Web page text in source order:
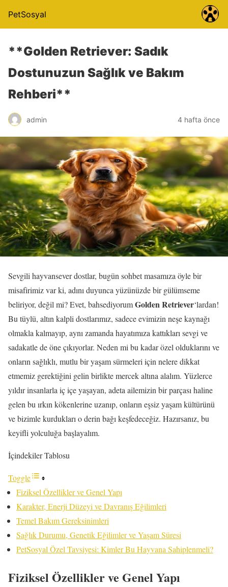
PetSosyal
**Golden Retriever: Sadık
Dostunuzun Sağlık ve Bakım
Rehberi**
admin 4 hafta önce
Sevgili hayvansever dostlar, bugün sohbet masamıza öyle bir
misafirimiz var ki, adını duyunca yüzünüzde bir gülümseme
beliriyor, değil mi? Evet, bahsediyorumGolden Retriever‘lardan!
Bu tüylü, altın kalpli dostlarımız, sadece evimizin neşe kaynağı
olmakla kalmayıp, aynı zamanda hayatımıza kattıkları sevgi ve
sadakatle de öne çıkıyorlar. Neden mi bu kadar özel olduklarını ve
onların sağlıklı, mutlu bir yaşam sürmeleri için nelere dikkat
etmemiz gerektiğini gelin birlikte mercek altına alalım. Yüzlerce
yıldır insanlarla iç içe yaşayan, adeta ailemizin bir parçası haline
gelen bu ırkın kökenlerine uzanıp, onların eşsiz yaşam kültürünü
ve bizimle kurdukları o derin bağı keşfedeceğiz. Hazırsanız, bu
keyifli yolculuğa başlayalım.
İçindekiler Tablosu
Toggle
Fiziksel Özellikler ve Genel Yapı
Karakter, Enerji Düzeyi ve Davranış Eğilimleri
Temel Bakım Gereksinimleri
Sağlık Durumu, Genetik Eğilimler ve Yaşam Süresi
PetSosyal Özel Tavsiyesi: Kimler Bu Hayvana Sahiplenmeli?
Fiziksel Özellikler ve Genel Yapı